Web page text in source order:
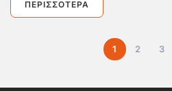
ΠΕΡΙΣΣΌΤΕΡΑ
1 2 3